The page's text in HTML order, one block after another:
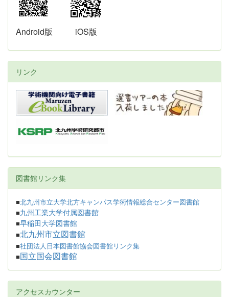
Android版 iOS版
リンク
図書館リンク集
■北九州市立大学北方キャンパス学術情報総合センター図書館
■九州工業大学付属図書館
■早稲田大学図書館
■北九州市立図書館
■社団法人日本図書館協会図書館リンク集
■ 国立国会図書館
アクセスカウンター